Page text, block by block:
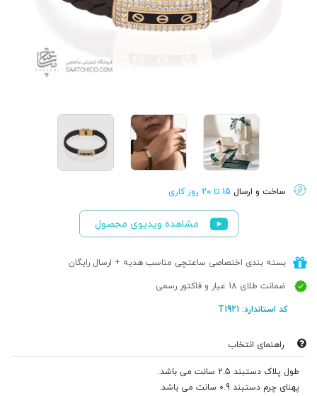
ساخت و ارسال 15 تا 20 روز کاری
مشاهده ویدیوی محصول
بسته بندی اختصاصی ساعتچی مناسب هدیه + ارسال رایگان
ضمانت طلای 18 عیار و فاکتور رسمی
کد استاندارد: T1921
راهنمای انتخاب
طول پلاک دستبند 2.5 سانت می باشد.
پهنای چرم دستبند 0.9 سانت می باشد.